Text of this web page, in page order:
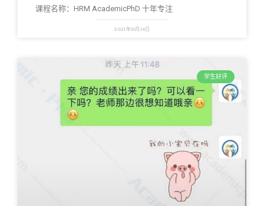
课程名称：HRM AcademicPhD 十年专注
2021年10月14日
学生好评